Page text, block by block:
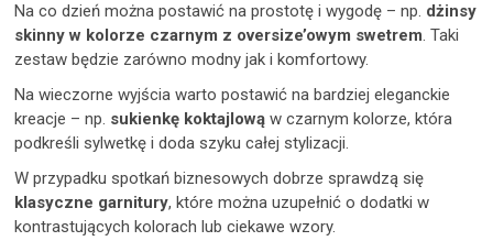
Na co dzień można postawić na prostotę i wygodę – np. dżinsy
skinny w kolorze czarnym z oversize’owym swetrem. Taki
zestaw będzie zarówno modny jak i komfortowy.
Na wieczorne wyjścia warto postawić na bardziej eleganckie
kreacje – np. sukienkę koktajlową w czarnym kolorze, która
podkreśli sylwetkę i doda szyku całej stylizacji.
W przypadku spotkań biznesowych dobrze sprawdzą się
klasyczne garnitury, które można uzupełnić o dodatki w
kontrastujących kolorach lub ciekawe wzory.